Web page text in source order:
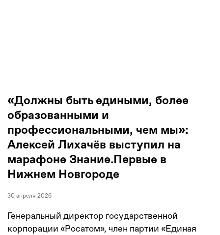
«Должны быть едиными, более
образованными и
профессиональными, чем мы»:
Алексей Лихачёв выступил на
марафоне Знание.Первые в
Нижнем Новгороде
30 апреля 2026
Генеральный директор государственной
корпорации «Росатом», член партии «Единая